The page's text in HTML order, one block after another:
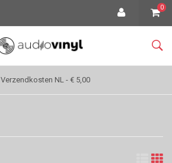
0
Verzendkosten NL - € 5,00